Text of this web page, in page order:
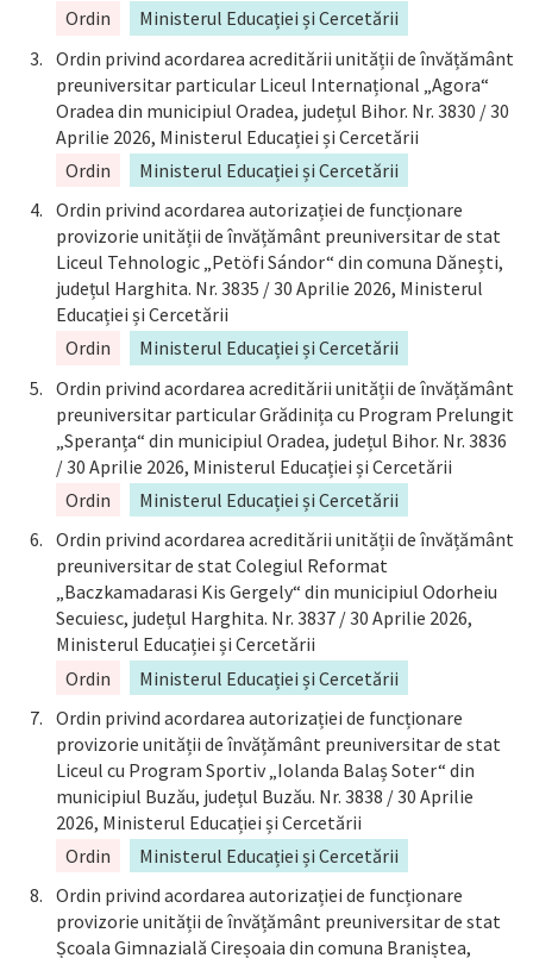
Ordin
Ministerul Educației și Cercetării
Ordin privind acordarea acreditării unității de învățământ
preuniversitar particular Liceul Internațional „Agora“
Oradea din municipiul Oradea, județul Bihor. Nr. 3830 / 30
Aprilie 2026, Ministerul Educației și Cercetării
Ordin
Ministerul Educației și Cercetării
Ordin privind acordarea autorizației de funcționare
provizorie unității de învățământ preuniversitar de stat
Liceul Tehnologic „Petöfi Sándor“ din comuna Dănești,
județul Harghita. Nr. 3835 / 30 Aprilie 2026, Ministerul
Educației și Cercetării
Ordin
Ministerul Educației și Cercetării
Ordin privind acordarea acreditării unității de învățământ
preuniversitar particular Grădinița cu Program Prelungit
„Speranța“ din municipiul Oradea, județul Bihor. Nr. 3836
/ 30 Aprilie 2026, Ministerul Educației și Cercetării
Ordin
Ministerul Educației și Cercetării
Ordin privind acordarea acreditării unității de învățământ
preuniversitar de stat Colegiul Reformat
„Baczkamadarasi Kis Gergely“ din municipiul Odorheiu
Secuiesc, județul Harghita. Nr. 3837 / 30 Aprilie 2026,
Ministerul Educației și Cercetării
Ordin
Ministerul Educației și Cercetării
Ordin privind acordarea autorizației de funcționare
provizorie unității de învățământ preuniversitar de stat
Liceul cu Program Sportiv „Iolanda Balaș Soter“ din
municipiul Buzău, județul Buzău. Nr. 3838 / 30 Aprilie
2026, Ministerul Educației și Cercetării
Ordin
Ministerul Educației și Cercetării
Ordin privind acordarea autorizației de funcționare
provizorie unității de învățământ preuniversitar de stat
Școala Gimnazială Cireșoaia din comuna Braniștea,